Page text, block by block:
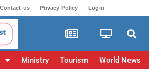
Contact us Privacy Policy Login
Ministry Tourism World News